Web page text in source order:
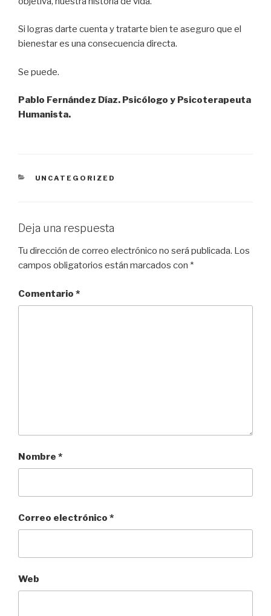
Si logras darte cuenta y tratarte bien te aseguro que el
bienestar es una consecuencia directa.
Se puede.
Pablo Fernández Díaz. Psicólogo y Psicoterapeuta
Humanista.
CATEGORÍAS
UNCATEGORIZED
Deja una respuesta
Tu dirección de correo electrónico no será publicada. Los
campos obligatorios están marcados con *
Comentario *
Nombre *
Correo electrónico *
Web